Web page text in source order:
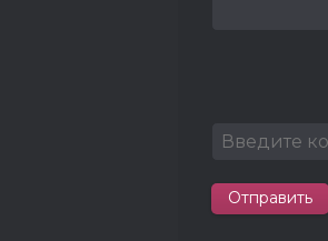
Отправить